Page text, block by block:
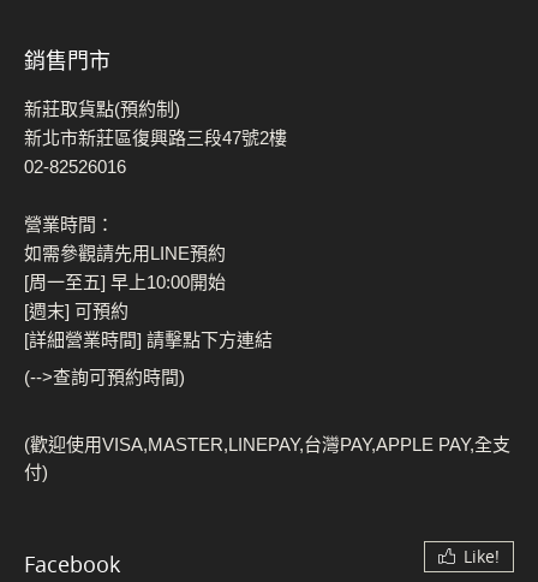
銷售門市
新莊取貨點(預約制)
新北市新莊區復興路三段47號2樓
02-82526016
營業時間：
如需參觀請先用LINE預約
[周一至五] 早上10:00開始
[週末] 可預約
[詳細營業時間] 請擊點下方連結
(-->查詢可預約時間)
(歡迎使用VISA,MASTER,LINEPAY,台灣PAY,APPLE PAY,全支
付)
Facebook Like!